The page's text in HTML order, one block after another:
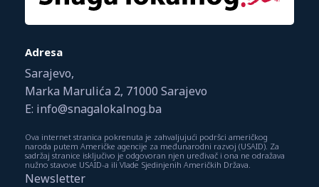
Adresa
Sarajevo,
Marka Marulića 2, 71000 Sarajevo
E: info@snagalokalnog.ba
Ova internet stranica pokrenuta je zahvaljujući podršci američkog
naroda putem Američke agencije za međunarodni razvoj (USAID). Za
sadržaj stranice isključivo je odgovoran njen uređivač i ona ne odražava
nužno stavove USAID-a ili Vlade Sjedinjenih Američkih Država.
Newsletter